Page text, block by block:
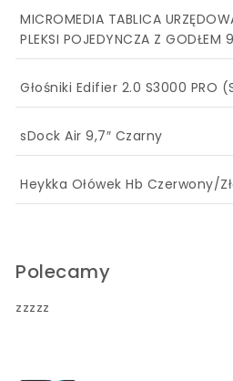
MICROMEDIA TABLICA
PLEKSI POJEDYNCZA Z
Głośniki Edifier 2.0 S3000 PRO
sDock Air 9,7″ Czarny
Heykka Ołówek Hb Czerwony/
Polecamy
zzzzz